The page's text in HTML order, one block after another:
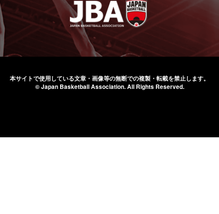
本サイトで使用している文章・画像等の無断での複製・転載を禁止します。
© Japan Basketball Association.All Rights Reserved.